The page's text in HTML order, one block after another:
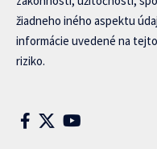
žiadneho iného aspektu
informácie uvedené na
riziko.